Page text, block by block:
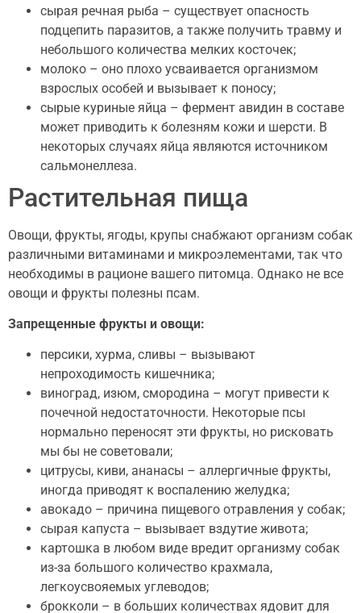
сырая речная рыба – существует опасность
подцепить паразитов, а также получить травму и
небольшого количества мелких косточек;
молоко – оно плохо усваивается организмом
взрослых особей и вызывает к поносу;
сырые куриные яйца – фермент авидин в составе
может приводить к болезням кожи и шерсти. В
некоторых случаях яйца являются источником
сальмонеллеза.
Растительная пища
Овощи, фрукты, ягоды, крупы снабжают организм собак
различными витаминами и микроэлементами, так что
необходимы в рационе вашего питомца. Однако не все
овощи и фрукты полезны псам.
Запрещенные фрукты и овощи:
персики, хурма, сливы – вызывают
непроходимость кишечника;
виноград, изюм, смородина – могут привести к
почечной недостаточности. Некоторые псы
нормально переносят эти фрукты, но рисковать
мы бы не советовали;
цитрусы, киви, ананасы – аллергичные фрукты,
иногда приводят к воспалению желудка;
авокадо – причина пищевого отравления у собак;
сырая капуста – вызывает вздутие живота;
картошка в любом виде вредит организму собак
из-за большого количество крахмала,
легкоусвояемых углеводов;
брокколи – в больших количествах ядовит для